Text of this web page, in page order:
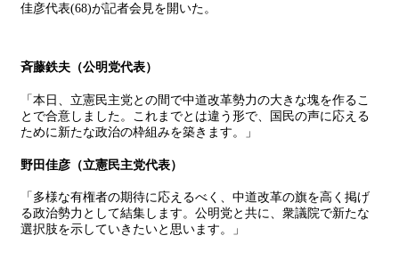
佳彦代表(68)が記者会見を開いた。
斉藤鉄夫（公明党代表）
「本日、立憲民主党との間で中道改革勢力の大きな塊を作るこ
とで合意しました。これまでとは違う形で、国民の声に応える
ために新たな政治の枠組みを築きます。」
野田佳彦（立憲民主党代表）
「多様な有権者の期待に応えるべく、中道改革の旗を高く掲げ
る政治勢力として結集します。公明党と共に、衆議院で新たな
選択肢を示していきたいと思います。」